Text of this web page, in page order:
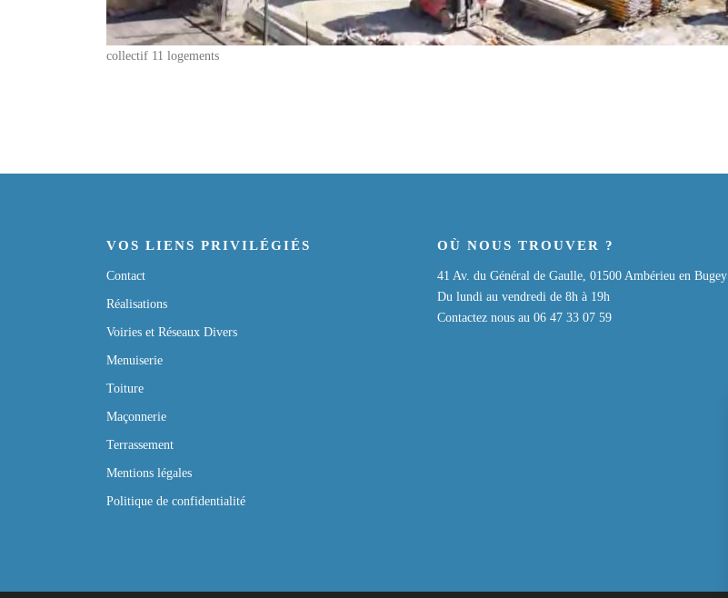
collectif 11 logements
VOS LIENS PRIVILÉGIÉS
Contact
Réalisations
Voiries et Réseaux Divers
Menuiserie
Toiture
Maçonnerie
Terrassement
Mentions légales
Politique de confidentialité
OÙ NOUS TROUVER ?
41 Av. du Général de Gaulle, 01500 Ambérieu en Bugey
Du lundi au vendredi de 8h à 19h
Contactez nous au 06 47 33 07 59